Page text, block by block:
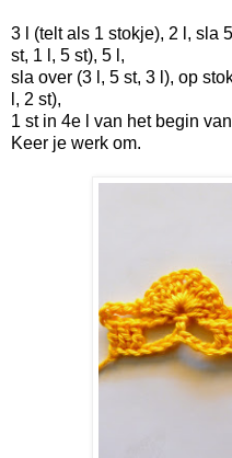
3 l (telt als 1 stokje), 2 l, sla
st, 1 l, 5 st), 5 l,
sla over (3 l, 5 st, 3 l), op
l, 2 st),
1 st in 4e l van het begin
Keer je werk om.